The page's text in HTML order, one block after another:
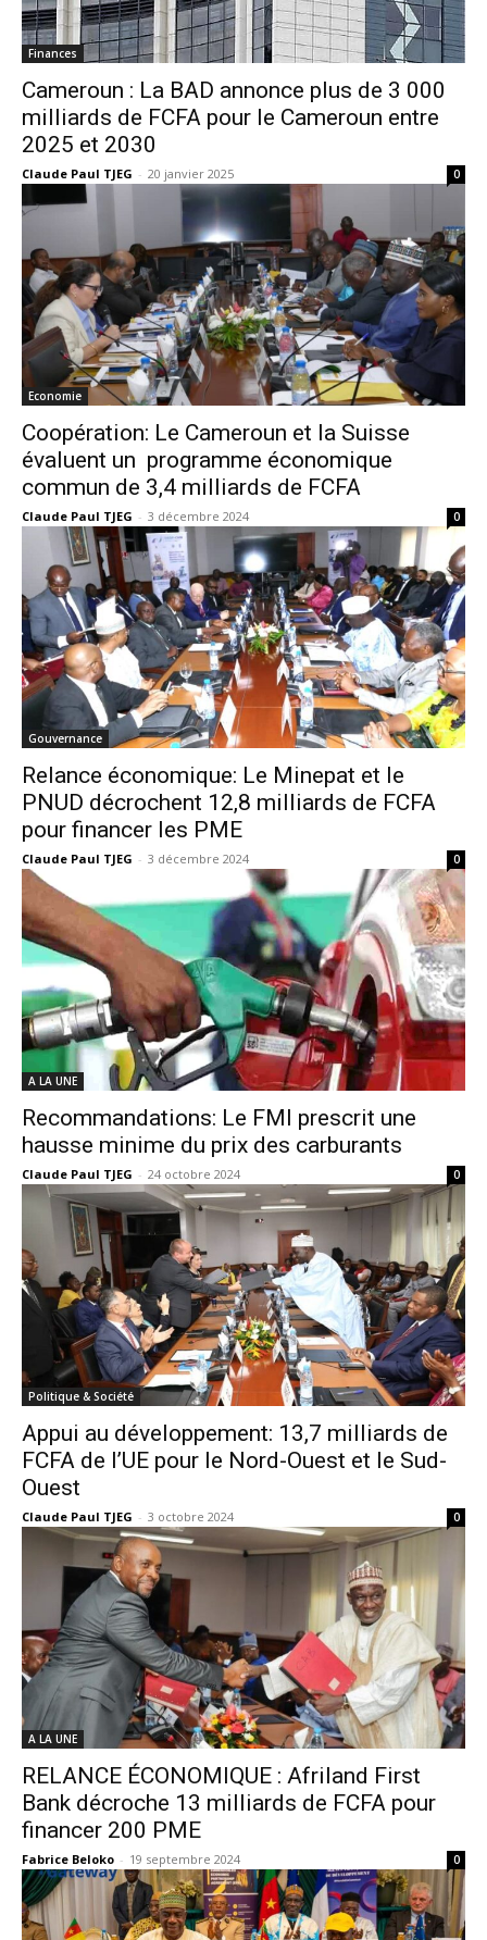
Finances
Cameroun : La BAD annonce plus de 3 000
milliards de FCFA pour le Cameroun entre
2025 et 2030
Claude Paul TJEG - 20 janvier 2025 0
Economie
Coopération: Le Cameroun et la Suisse
évaluent un programme économique
commun de 3,4 milliards de FCFA
Claude Paul TJEG - 3 décembre 2024 0
Gouvernance
Relance économique: Le Minepat et le
PNUD décrochent 12,8 milliards de FCFA
pour financer les PME
Claude Paul TJEG - 3 décembre 2024 0
A LA UNE
Recommandations: Le FMI prescrit une
hausse minime du prix des carburants
Claude Paul TJEG - 24 octobre 2024 0
Politique & Société
Appui au développement: 13,7 milliards de
FCFA de l’UE pour le Nord-Ouest et le Sud-
Ouest
Claude Paul TJEG - 3 octobre 2024 0
A LA UNE
RELANCE ÉCONOMIQUE : Afriland First
Bank décroche 13 milliards de FCFA pour
financer 200 PME
Fabrice Beloko - 19 septembre 2024 0